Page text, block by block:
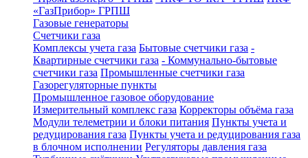
«ГазПрибор» ГРПШ
Газовые генераторы
Счетчики газа
Комплексы учета газа Бытовые счетчики газа -
Квартирные счетчики газа - Коммунально-бытовые
счетчики газа Промышленные счетчики газа
Газорегуляторные пункты
Промышленное газовое оборудование
Измерительный комплекс газа Корректоры объёма газа
Модули телеметрии и блоки питания Пункты учета и
редуцирования газа Пункты учета и редуцирования газа
в блочном исполнении Регуляторы давления газа